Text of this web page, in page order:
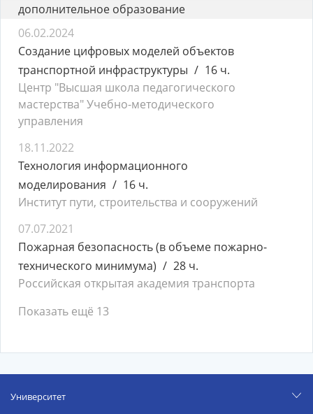
дополнительное образование
06.02.2024
Создание цифровых моделей объектов
транспортной инфраструктуры
16 ч.
Центр "Высшая школа педагогического
мастерства" Учебно-методического
управления
18.11.2022
Технология информационного
моделирования
16 ч.
Институт пути, строительства и сооружений
07.07.2021
Пожарная безопасность (в объеме пожарно-
технического минимума)
28 ч.
Российская открытая академия транспорта
Показать ещё 13
Университет